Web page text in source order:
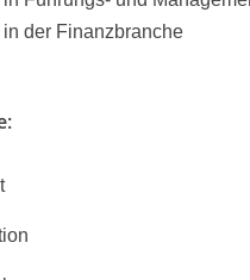
in der Finanzbranche